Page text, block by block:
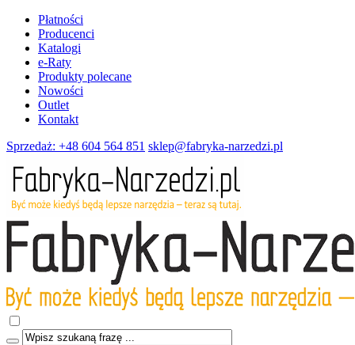
Płatności
Producenci
Katalogi
e-Raty
Produkty polecane
Nowości
Outlet
Kontakt
Sprzedaż: +48 604 564 851 sklep@fabryka-narzedzi.pl